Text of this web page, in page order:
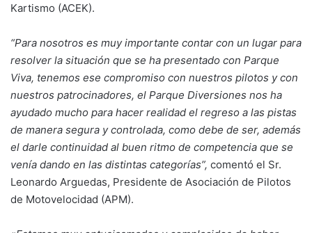
Kartismo (ACEK).
“Para nosotros es muy importante contar con un lugar para
resolver la situación que se ha presentado con Parque
Viva, tenemos ese compromiso con nuestros pilotos y con
nuestros patrocinadores, el Parque Diversiones nos ha
ayudado mucho para hacer realidad el regreso a las pistas
de manera segura y controlada, como debe de ser, además
el darle continuidad al buen ritmo de competencia que se
venía dando en las distintas categorías”, comentó el Sr.
Leonardo Arguedas, Presidente de Asociación de Pilotos
de Motovelocidad (APM).